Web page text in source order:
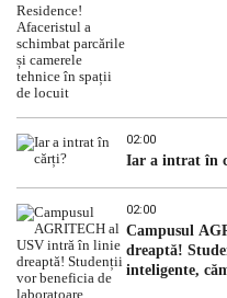
02:00
Iar a intrat în
02:00
Campusul
dreaptă!
inteligente,